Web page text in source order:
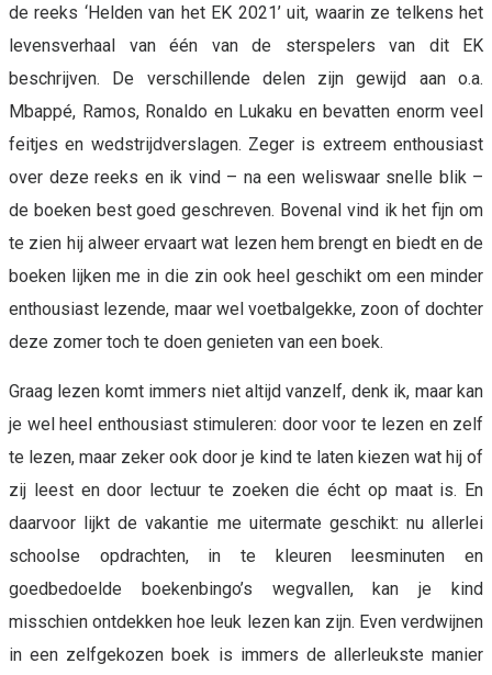
de reeks ‘Helden van het EK 2021’ uit, waarin ze telkens het
levensverhaal van één van de sterspelers van dit EK
beschrijven. De verschillende delen zijn gewijd aan o.a.
Mbappé, Ramos, Ronaldo en Lukaku en bevatten enorm veel
feitjes en wedstrijdverslagen. Zeger is extreem enthousiast
over deze reeks en ik vind – na een weliswaar snelle blik –
de boeken best goed geschreven. Bovenal vind ik het fijn om
te zien hij alweer ervaart wat lezen hem brengt en biedt en de
boeken lijken me in die zin ook heel geschikt om een minder
enthousiast lezende, maar wel voetbalgekke, zoon of dochter
deze zomer toch te doen genieten van een boek.
Graag lezen komt immers niet altijd vanzelf, denk ik, maar kan
je wel heel enthousiast stimuleren: door voor te lezen en zelf
te lezen, maar zeker ook door je kind te laten kiezen wat hij of
zij leest en door lectuur te zoeken die écht op maat is. En
daarvoor lijkt de vakantie me uitermate geschikt: nu allerlei
schoolse opdrachten, in te kleuren leesminuten en
goedbedoelde boekenbingo’s wegvallen, kan je kind
misschien ontdekken hoe leuk lezen kan zijn. Even verdwijnen
in een zelfgekozen boek is immers de allerleukste manier